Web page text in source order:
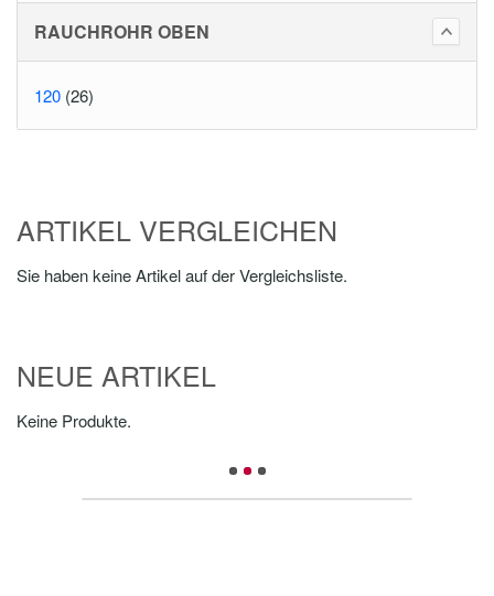
RAUCHROHR OBEN
120 (26)
ARTIKEL VERGLEICHEN
Sie haben keine Artikel auf der Vergleichsliste.
NEUE ARTIKEL
Keine Produkte.